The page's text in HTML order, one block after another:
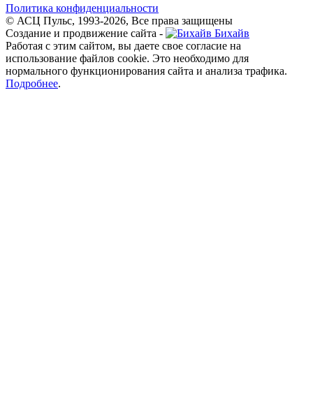
Политика конфиденциальности
© АСЦ Пульс, 1993-2026, Все права защищены
Создание и продвижение сайта -
Бихайв
Работая с этим сайтом, вы даете свое согласие на
использование файлов cookie. Это необходимо для
нормального функционирования сайта и анализа трафика.
Подробнее.